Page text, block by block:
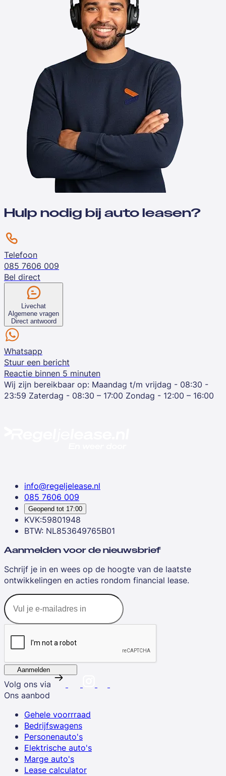
Hulp nodig bij auto leasen?
Telefoon
085 7606 009
Bel direct
Livechat
Algemene vragen
Direct antwoord
Whatsapp
Stuur een bericht
Reactie binnen 5 minuten
Wij zijn bereikbaar op: Maandag t/m vrijdag - 08:30 -
23:59 Zaterdag - 08:30 – 17:00 Zondag - 12:00 – 16:00
info@regeljelease.nl
085 7606 009
Geopend tot 17:00
KVK:59801948
BTW: NL853649765B01
Aanmelden voor de nieuwsbrief
Schrijf je in en wees op de hoogte van de laatste
ontwikkelingen en acties rondom financial lease.
Aanmelden
Volg ons via
Ons aanbod
Gehele voorrraad
Bedrijfswagens
Personenauto's
Elektrische auto's
Marge auto's
Lease calculator